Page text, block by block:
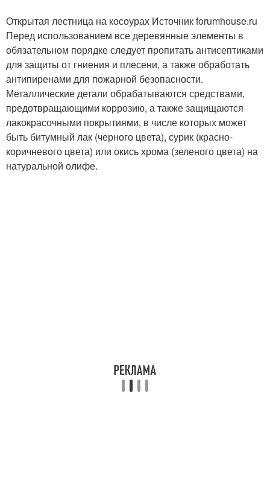
Открытая лестница на косоурах Источник forumhouse.ru
Перед использованием все деревянные элементы в
обязательном порядке следует пропитать антисептиками
для защиты от гниения и плесени, а также обработать
антипиренами для пожарной безопасности.
Металлические детали обрабатываются средствами,
предотвращающими коррозию, а также защищаются
лакокрасочными покрытиями, в числе которых может
быть битумный лак (черного цвета), сурик (красно-
коричневого цвета) или окись хрома (зеленого цвета) на
натуральной олифе.